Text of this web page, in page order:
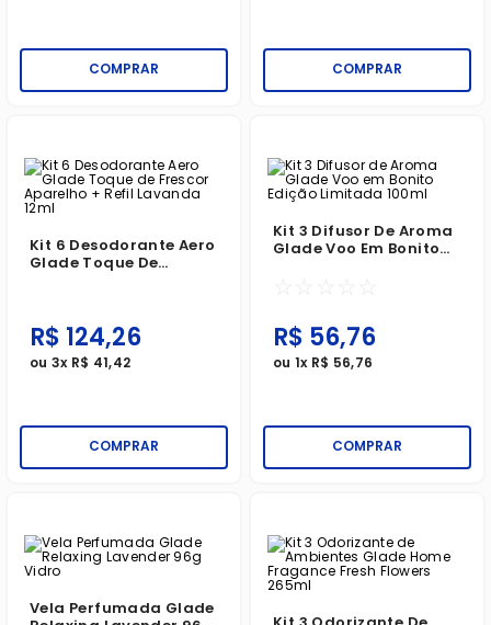
COMPRAR COMPRAR
Kit 6 Desodorante Aero
Glade Toque De
R$ 124,26
ou 3x R$ 41,42
COMPRAR
Kit 3 Difusor De Aroma
Glade Voo Em Bonito
☆ ☆ ☆ ☆ ☆
R$ 56,76
ou 1x R$ 56,76
COMPRAR
Vela Perfumada Glade